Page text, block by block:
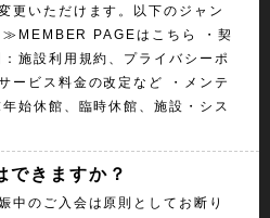
更いただけます。以下のジャン
≫MEMBER PAGEはこちら ・契
施設利用規約、プライバシーポ
ービス料金の改定など ・メンテ
始休館、臨時休館、施設・シス
できますか？
中のご入会は原則としてお断り